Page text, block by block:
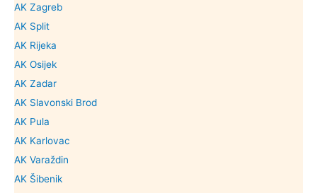
AK Zagreb
AK Split
AK Rijeka
AK Osijek
AK Zadar
AK Slavonski Brod
AK Pula
AK Karlovac
AK Varaždin
AK Šibenik